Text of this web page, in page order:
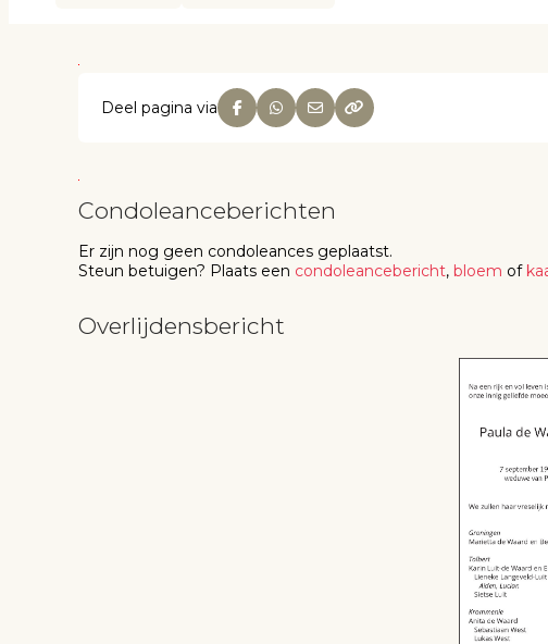
Deel pagina via
Condoleanceberichten
Er zijn nog geen condoleances geplaatst.
Steun betuigen? Plaats een condoleancebericht, bloem of
Overlijdensbericht